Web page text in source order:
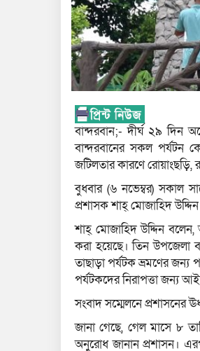
বান্দরবান;- দীর্ঘ ২৯ দিন
বান্দরবানের সকল পর্যটন
জটিলতার কারণে
বুধবার (৬ নভেম্বর) সকাল
প্রশাসক শাহ্ মোজাহিদ
শাহ্ মোজাহিদ উদ্দিন
করা হয়েছে। তিন উপজেলা
তাছাড়া পর্যটক ভ্রমণের
পর্যটকদের নিরাপত্তা জন্য
সংবাদ সম্মেলনে প্রশাসনের
জানা গেছে, গেল মাসে ৮
অনুরোধ জানান প্রশাসন।